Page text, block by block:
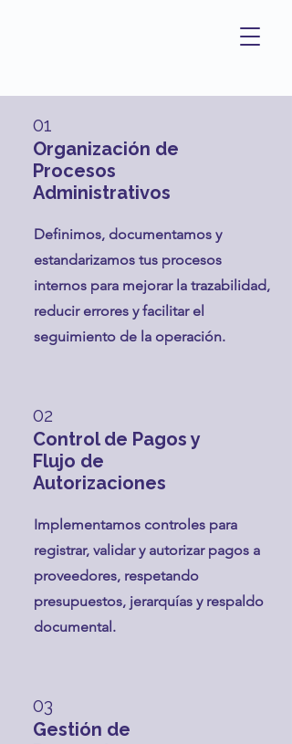
01
Organización de
Procesos
Administrativos
Definimos, documentamos y
estandarizamos tus procesos
internos para mejorar la trazabilidad,
reducir errores y facilitar el
seguimiento de la operación.
02
Control de Pagos y
Flujo de
Autorizaciones
Implementamos controles para
registrar, validar y autorizar pagos a
proveedores, respetando
presupuestos, jerarquías y respaldo
documental.
03
Gestión de